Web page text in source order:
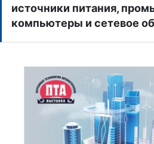
источники питания,
компьютеры и сетевое